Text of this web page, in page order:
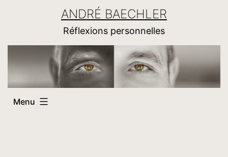
ANDRÉ BAECHLER
Réflexions personnelles
Menu